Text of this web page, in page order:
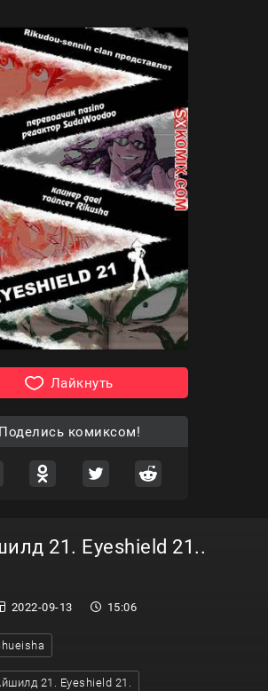
Лайкнуть
Поделись комиксом!
21. Eyeshield 21..
2022-09-13 15:06
21. Eyeshield 21.